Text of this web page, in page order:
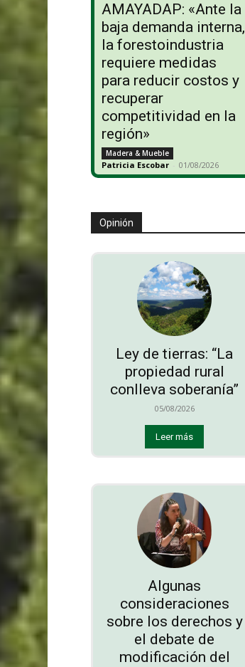
AMAYADAP: «Ante la
baja demanda interna,
la forestoindustria
requiere medidas
para reducir costos y
recuperar
competitividad en la
región»
Madera & Mueble
Patricia Escobar - 01/08/2026
Opinión
Ley de tierras: “La
propiedad rural
conlleva soberanía”
05/08/2026
Leer más
Algunas
consideraciones
sobre los derechos y
el debate de
modificación del